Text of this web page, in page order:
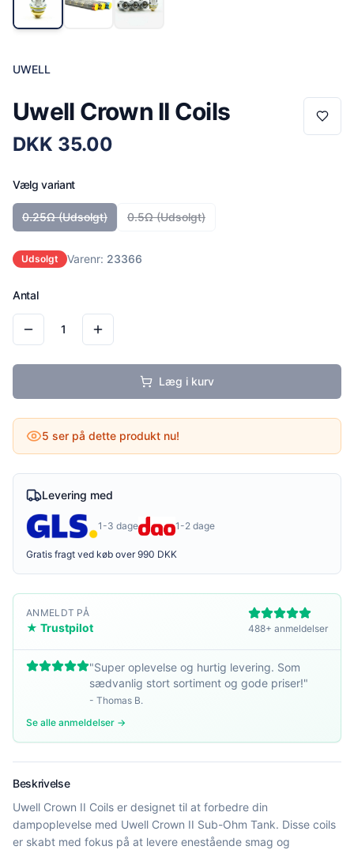
UWELL
Uwell Crown II Coils
DKK 35.00
Vælg variant
0.25Ω(Udsolgt) 0.5Ω(Udsolgt)
Udsolgt Varenr: 23366
Antal
1
Læg i kurv
5 ser på dette produkt nu!
Levering med
1-3 dage 1-2 dage
Gratis fragt ved køb over 990 DKK
ANMELDT PÅ
★ Trustpilot 488+ anmeldelser
"Super oplevelse og hurtig levering. Som
sædvanlig stort sortiment og gode priser!"
- Thomas B.
Se alle anmeldelser →
Beskrivelse
Uwell Crown II Coils er designet til at forbedre din
dampoplevelse med Uwell Crown II Sub-Ohm Tank. Disse coils
er skabt med fokus på at levere enestående smag og